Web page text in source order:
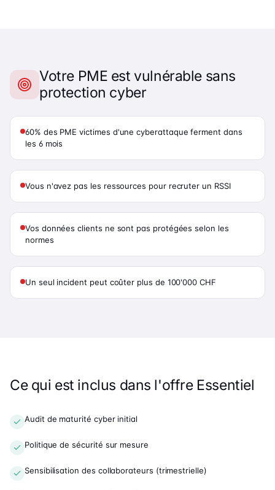
Votre PME est vulnérable sans
protection cyber
60% des PME victimes d'une cyberattaque ferment dans
les 6 mois
Vous n'avez pas les ressources pour recruter un RSSI
Vos données clients ne sont pas protégées selon les
normes
Un seul incident peut coûter plus de 100'000 CHF
Ce qui est inclus dans l'offre Essentiel
Audit de maturité cyber initial
Politique de sécurité sur mesure
Sensibilisation des collaborateurs (trimestrielle)